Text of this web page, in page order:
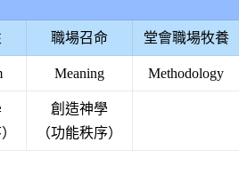
職場召命 堂會職場牧養
Meaning Methodology
創造神學
（功能秩序）